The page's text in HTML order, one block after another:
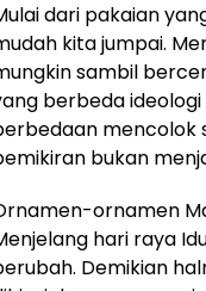
dari pakaian
kita jumpai.
sambil
berbeda
mencolok
bukan
ornamen
hari raya
Demikian